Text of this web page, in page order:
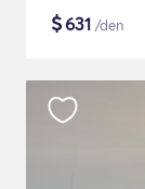
$631 /den